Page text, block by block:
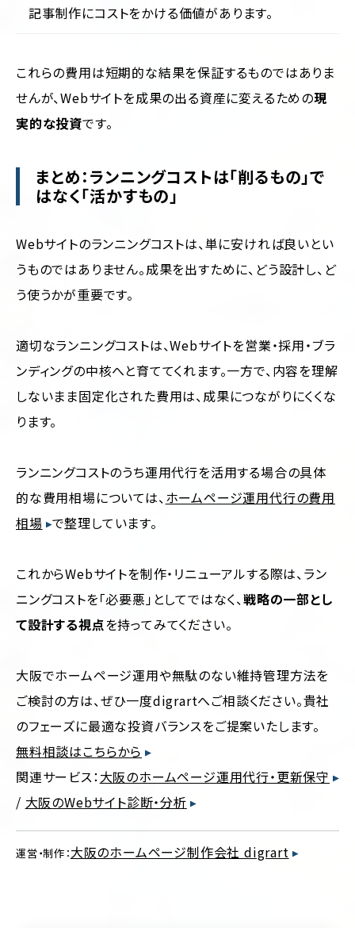
記事制作にコストをかける価値があります。
これらの費用は短期的な結果を保証するものではありま
せんが、Webサイトを成果の出る資産に変えるための現
実的な投資です。
まとめ：ランニングコストは「削るもの」で
はなく「活かすもの」
Webサイトのランニングコストは、単に安ければ良いとい
うものではありません。成果を出すために、どう設計し、ど
う使うかが重要です。
適切なランニングコストは、Webサイトを営業・採用・ブラ
ンディングの中核へと育ててくれます。一方で、内容を理解
しないまま固定化された費用は、成果につながりにくくな
ります。
ランニングコストのうち運用代行を活用する場合の具体
的な費用相場については、ホームページ運用代行の費用
相場 で整理しています。
これからWebサイトを制作・リニューアルする際は、ラン
ニングコストを「必要悪」としてではなく、戦略の一部とし
て設計する視点を持ってみてください。
大阪でホームページ運用や無駄のない維持管理方法を
ご検討の方は、ぜひ一度digrartへご相談ください。貴社
のフェーズに最適な投資バランスをご提案いたします。
無料相談はこちらから
関連サービス：大阪のホームページ運用代行・更新保守
/ 大阪のWebサイト診断・分析
運営・制作：大阪のホームページ制作会社 digrart